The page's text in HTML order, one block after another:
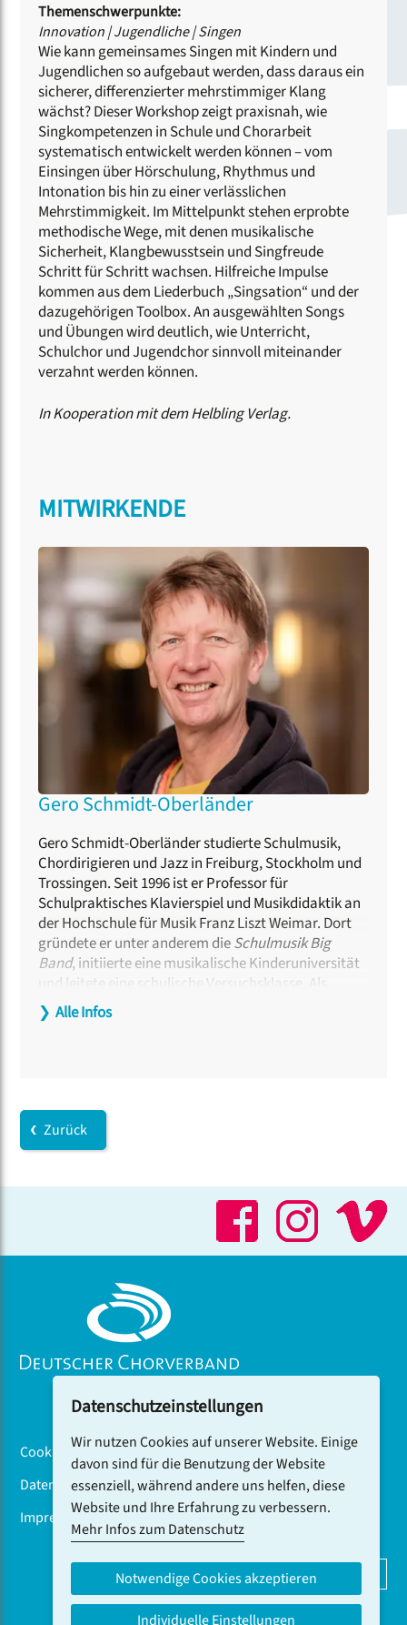
Themenschwerpunkte:
Innovation|Jugendliche|Singen
Wie kann gemeinsames Singen mit Kindern und
Jugendlichen so aufgebaut werden, dass daraus ein
sicherer, differenzierter mehrstimmiger Klang
wächst? Dieser Workshop zeigt praxisnah, wie
Singkompetenzen in Schule und Chorarbeit
systematisch entwickelt werden können – vom
Einsingen über Hörschulung, Rhythmus und
Intonation bis hin zu einer verlässlichen
Mehrstimmigkeit. Im Mittelpunkt stehen erprobte
methodische Wege, mit denen musikalische
Sicherheit, Klangbewusstsein und Singfreude
Schritt für Schritt wachsen. Hilfreiche Impulse
kommen aus dem Liederbuch „Singsation“ und der
dazugehörigen Toolbox. An ausgewählten Songs
und Übungen wird deutlich, wie Unterricht,
Schulchor und Jugendchor sinnvoll miteinander
verzahnt werden können.
In Kooperation mit dem Helbling Verlag.
MITWIRKENDE
Gero Schmidt-Oberländer
Gero Schmidt-Oberländer studierte Schulmusik,
Chordirigieren und Jazz in Freiburg, Stockholm und
Trossingen. Seit 1996 ist er Professor für
Schulpraktisches Klavierspiel und Musikdidaktik an
der Hochschule für Musik Franz Liszt Weimar. Dort
gründete er unter anderem dieSchulmusik Big
Band, initiierte eine musikalische Kinderuniversität
und leitete eine schulische Versuchsklasse. Als
Musikpädagoge prägte er mit dem Konzept des
„Aufbauenden Musikunterrichts“ Lehrpläne in
Fortbildner in Musikpädagogik, Schulpraktischem
Klavierspiel und Chordirigieren tätig. Zudem
musikpädagogischen Netzwerken.
❯ Alle Infos
Zurück
Cookiebanner
Datenschutz
Impressum
DCV-NEWSLETTER ABONNIEREN
Datenschutzeinstellungen
Wir nutzen Cookies auf unserer Website. Einige
davon sind für die Benutzung der Website
essenziell, während andere uns helfen, diese
Website und Ihre Erfahrung zu verbessern.
Mehr Infos zum Datenschutz
Notwendige Cookies akzeptieren
Individuelle Einstellungen